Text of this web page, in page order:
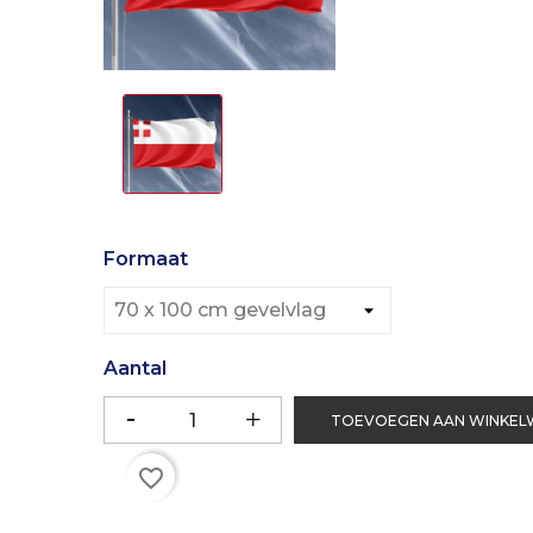
Formaat
Aantal
TOEVOEGEN AAN
favorite_border